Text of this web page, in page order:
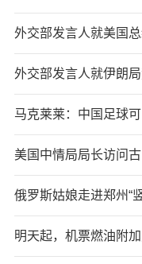
外交部发言人就美国
外交部发言人就伊朗
马克莱莱：中国足球
美国中情局局长访问
俄罗斯姑娘走进郑州“
明天起，机票燃油附